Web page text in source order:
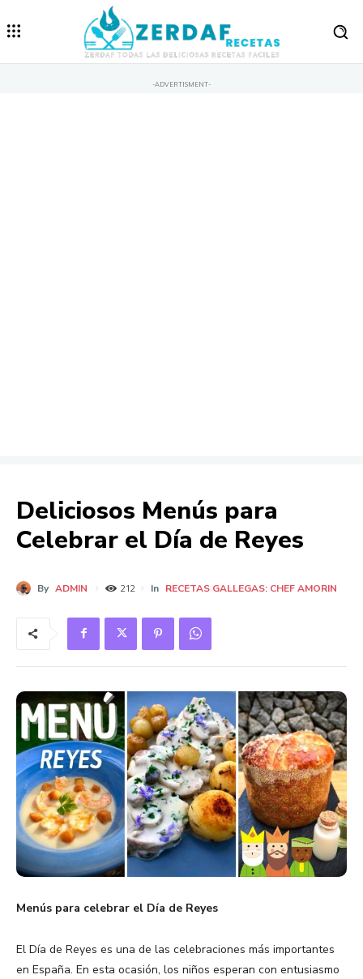
-ADVERTISMENT-
Deliciosos Menús para
Celebrar el Día de Reyes
By ADMIN 212 In RECETAS GALLEGAS: CHEF AMORIN
Menús para celebrar el Día de Reyes
El Día de Reyes es una de las celebraciones más importantes
en España. En esta ocasión, los niños esperan con entusiasmo